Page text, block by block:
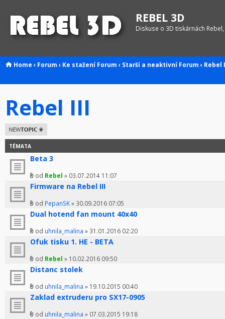
REBEL 3D
Diskuse o 3D tiskárnách
Home ‹ Forum ‹ Ke stažení Forum ‹ Starší a neaktivní Forum ‹ Rebel
Rebel III
Odeslat nové
téma
TÉMATA
Beta 3
od Rebel » 03.07.2014 11:07
Firmware na Rebel III
od PepanSK» 30.09.2016 07:05
Dual hotend fan mount 40x40
od uhnila_malina » 31.01.2016 02:20
Ofuk tisku 1. HE - BETA
od Rebel » 10.02.2016 09:50
Distanc stolek
od uhnila_malina » 19.10.2015 00:40
Zaklad extruderu pro SX17-0905
od uhnila_malina » 07.03.2015 19:18